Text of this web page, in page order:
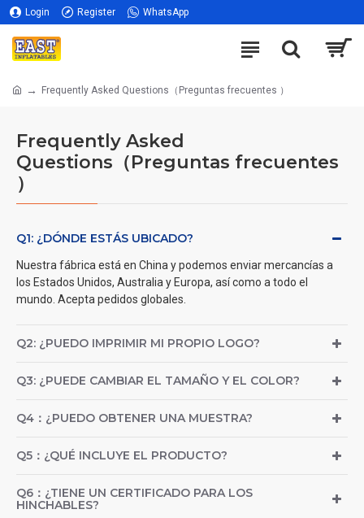
Login Register WhatsApp
Frequently Asked Questions（Preguntas frecuentes ）
Frequently Asked
Questions（Preguntas frecuentes
）
Q1: ¿DÓNDE ESTÁS UBICADO?
Nuestra fábrica está en China y podemos enviar mercancías a
los Estados Unidos, Australia y Europa, así como a todo el
mundo. Acepta pedidos globales.
Q2: ¿PUEDO IMPRIMIR MI PROPIO LOGO?
Q3: ¿PUEDE CAMBIAR EL TAMAÑO Y EL COLOR?
Q4：¿PUEDO OBTENER UNA MUESTRA?
Q5：¿QUÉ INCLUYE EL PRODUCTO?
Q6：¿TIENE UN CERTIFICADO PARA LOS
HINCHABLES?